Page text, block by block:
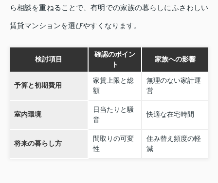
ら相談を重ねることで、有明での家族の暮らしにふさわしい
賃貸マンションを選びやすくなります。
検討項目
確認のポイン
ト
家族への影響
予算と初期費用
家賃上限と総
額
無理のない家計運
営
室内環境
日当たりと騒
音
快適な在宅時間
将来の暮らし方
間取りの可変
性
住み替え頻度の軽
減